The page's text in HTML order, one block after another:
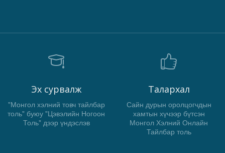
Эх сурвалж
"Монгол хэлний товч тайлбар
толь" буюу "Цэвэлийн Ногоон
Толь" дээр үндэслэв
Талархал
Сайн дурын оролцогчдын
хамтын хүчээр бүтсэн
Монгол Хэлний Онлайн
Тайлбар толь